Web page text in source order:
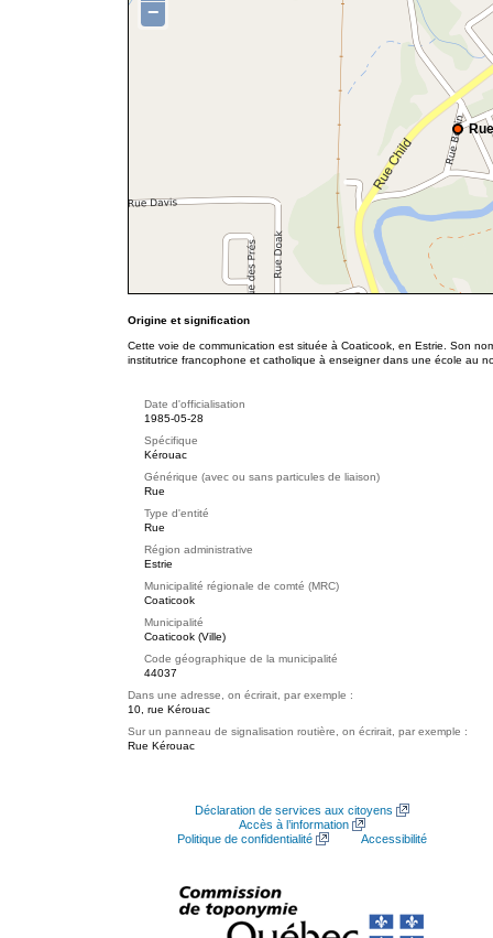
−
Origine et signification
Cette voie de communication est située à Coaticook, en Estrie. Son
institutrice francophone et catholique à enseigner dans une école au
Date d'officialisation
1985-05-28
Spécifique
Kérouac
Générique (avec ou sans particules de liaison)
Rue
Type d'entité
Rue
Région administrative
Estrie
Municipalité régionale de comté (MRC)
Coaticook
Municipalité
Coaticook (Ville)
Code géographique de la municipalité
44037
Dans une adresse, on écrirait, par exemple :
10, rue Kérouac
Sur un panneau de signalisation routière, on écrirait, par exemple :
Rue Kérouac
Déclaration de services aux citoyens
Accès à l’information
Politique de confidentialité
Accessibilité